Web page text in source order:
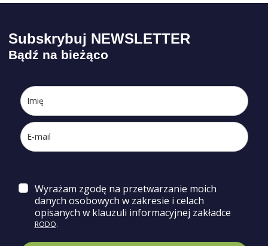
Subskrybuj NEWSLETTER
Bądź na bieżąco
Wyrażam zgodę na przetwarzanie moich
danych osobowych w zakresie i celach
opisanych w klauzuli informacyjnej zakładce
RODO.